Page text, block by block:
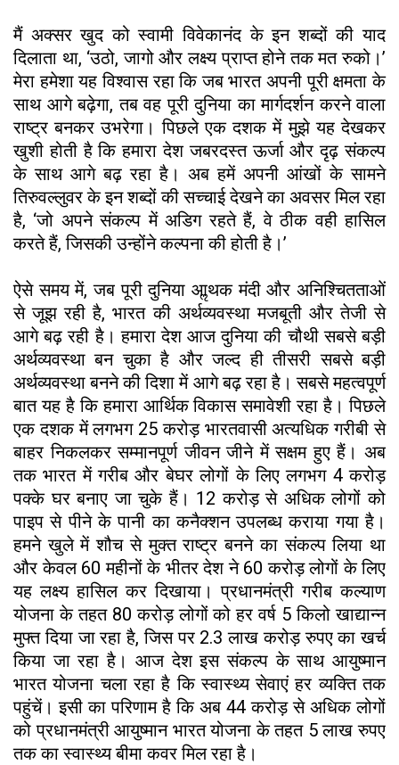
मैं अक्सर खुद को स्वामी विवेकानंद के इन शब्दों की याद
दिलाता था, ‘उठो, जागो और लक्ष्य प्राप्त होने तक मत रुको।’
मेरा हमेशा यह विश्वास रहा कि जब भारत अपनी पूरी क्षमता के
साथ आगे बढ़ेगा, तब वह पूरी दुनिया का मार्गदर्शन करने वाला
राष्ट्र बनकर उभरेगा। पिछले एक दशक में मुझे यह देखकर
खुशी होती है कि हमारा देश जबरदस्त ऊर्जा और दृढ़ संकल्प
के साथ आगे बढ़ रहा है। अब हमें अपनी आंखों के सामने
तिरुवल्लुवर के इन शब्दों की सच्चाई देखने का अवसर मिल रहा
है, ‘जो अपने संकल्प में अडिग रहते हैं, वे ठीक वही हासिल
करते हैं, जिसकी उन्होंने कल्पना की होती है।’
ऐसे समय में, जब पूरी दुनिया आॢथक मंदी और अनिश्चितताओं
से जूझ रही है, भारत की अर्थव्यवस्था मजबूती और तेजी से
आगे बढ़ रही है। हमारा देश आज दुनिया की चौथी सबसे बड़ी
अर्थव्यवस्था बन चुका है और जल्द ही तीसरी सबसे बड़ी
अर्थव्यवस्था बनने की दिशा में आगे बढ़ रहा है। सबसे महत्वपूर्ण
बात यह है कि हमारा आर्थिक विकास समावेशी रहा है। पिछले
एक दशक में लगभग 25 करोड़ भारतवासी अत्यधिक गरीबी से
बाहर निकलकर सम्मानपूर्ण जीवन जीने में सक्षम हुए हैं। अब
तक भारत में गरीब और बेघर लोगों के लिए लगभग 4 करोड़
पक्के घर बनाए जा चुके हैं। 12 करोड़ से अधिक लोगों को
पाइप से पीने के पानी का कनैक्शन उपलब्ध कराया गया है।
हमने खुले में शौच से मुक्त राष्ट्र बनने का संकल्प लिया था
और केवल 60 महीनों के भीतर देश ने 60 करोड़ लोगों के लिए
यह लक्ष्य हासिल कर दिखाया। प्रधानमंत्री गरीब कल्याण
योजना के तहत 80 करोड़ लोगों को हर वर्ष 5 किलो खाद्यान्न
मुफ्त दिया जा रहा है, जिस पर 2.3 लाख करोड़ रुपए का खर्च
किया जा रहा है। आज देश इस संकल्प के साथ आयुष्मान
भारत योजना चला रहा है कि स्वास्थ्य सेवाएं हर व्यक्ति तक
पहुंचें। इसी का परिणाम है कि अब 44 करोड़ से अधिक लोगों
को प्रधानमंत्री आयुष्मान भारत योजना के तहत 5 लाख रुपए
तक का स्वास्थ्य बीमा कवर मिल रहा है।